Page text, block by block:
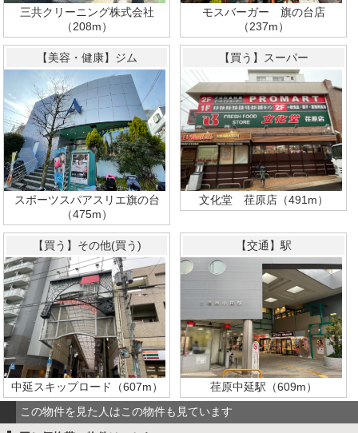
三共クリーニング株式会社
（208m）
モスバーガー 旗の台店
（237m）
【美容・健康】ジム
スポーツスパアスリエ旗の台
（475m）
【買う】スーパー
文化堂 荏原店（491m）
【買う】その他(買う)
中延スキップロード（607m）
【交通】駅
荏原中延駅（609m）
この物件を見た人はこの物件も見ています